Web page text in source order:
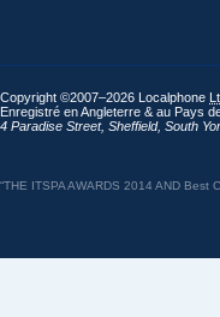
Copyright ©2007–2026 Localphone
Enregistré en Angleterre & au Pays
4 Paradise Street, Sheffield, South
“THE ITSPA AWARDS 2014 AND